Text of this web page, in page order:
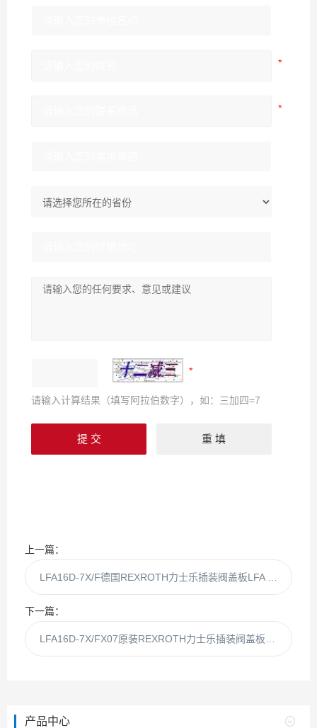
请输入计算结果（填写阿拉伯数字），如：三加四=7
上一篇：
下一篇：
产品中心